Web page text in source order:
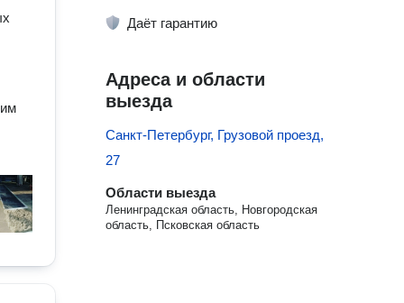
Даёт гарантию
Адреса и области
выезда
Санкт-Петербург, Грузовой проезд,
27
Области выезда
Ленинградская область, Новгородская
область, Псковская область